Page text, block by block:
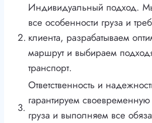
2.
Индивидуальный подход.
все особенности груза и
клиента, разрабатываем
маршрут и выбираем
транспорт.
3.
Ответственность и
гарантируем своевременную
груза и выполняем все